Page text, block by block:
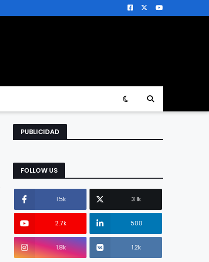
PUBLICIDAD
FOLLOW US
1.5k 3.1k
2.7k 500
1.8k 1.2k